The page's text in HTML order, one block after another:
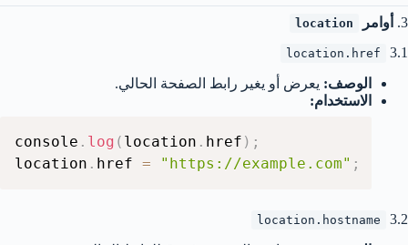
3. أوامر location
3.1
location.href
الوصف: يعرض أو يغير رابط الصفحة الحالي.
الاستخدام:
console . log ( location . href ) ;
location . href = "https://example.com" ;
3.2
location.hostname